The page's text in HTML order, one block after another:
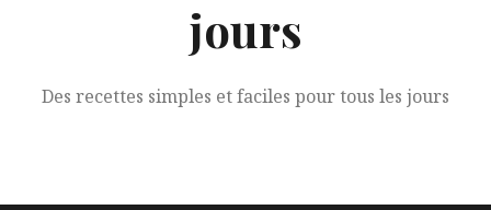
jours
Des recettes simples et faciles pour tous les jours